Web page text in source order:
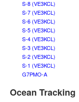
S-8 (VE3KCL)
S-7 (VE3KCL)
S-6 (VE3KCL)
S-5 (VE3KCL)
S-4 (VE3KCL)
S-3 (VE3KCL)
S-2 (VE3KCL)
S-1 (VE3KCL)
G7PMO-A
Ocean Tracking